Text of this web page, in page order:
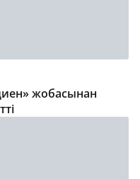
жобасынан